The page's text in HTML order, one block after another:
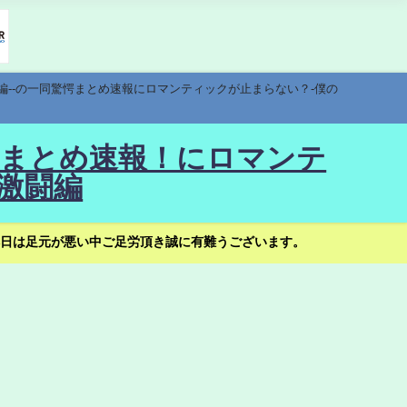
の一同驚愕まとめ速報にロマンティックが止まらない？-僕の
とめ速報！にロマンテ
闘編
足元が悪い中ご足労頂き誠に有難うございます。